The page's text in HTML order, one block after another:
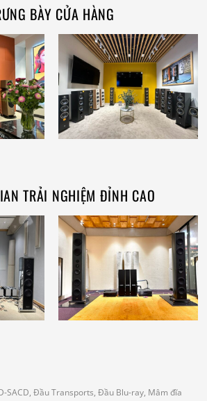
BÀY CỬA HÀNG
TRẢI NGHIỆM ĐỈNH CAO
SACD, Đầu Transports, Đầu Blu-ray, Mâm đĩa